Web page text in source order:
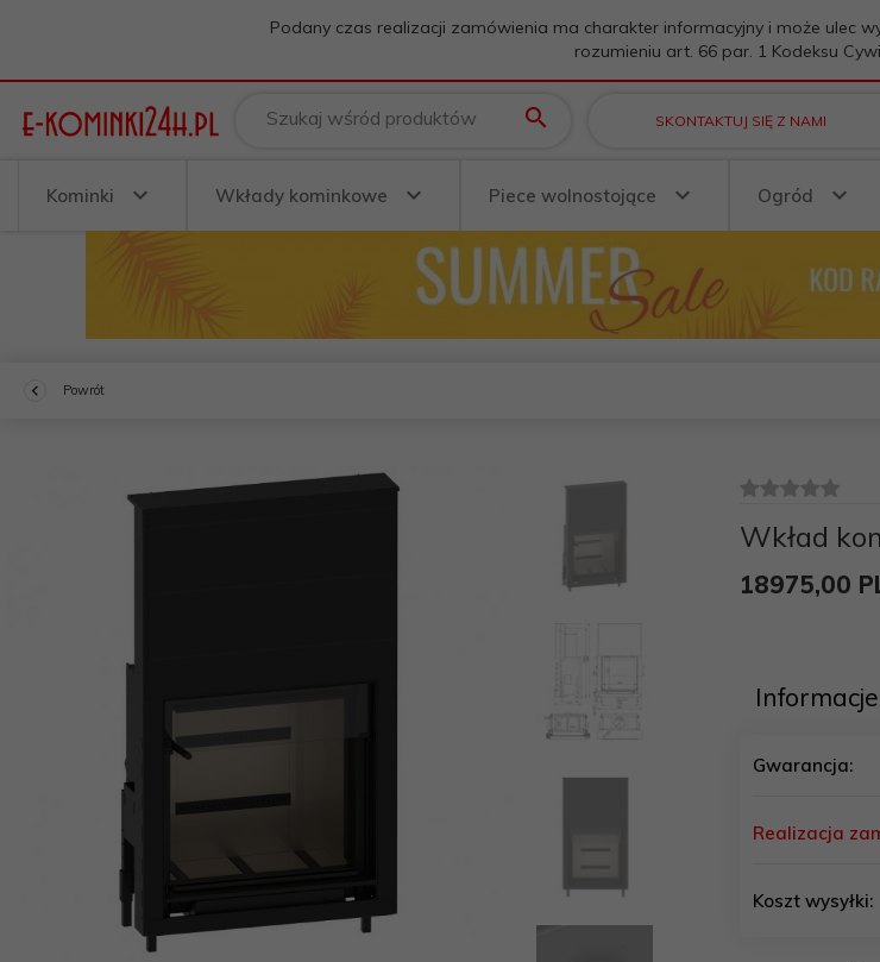
Podany czas realizacji zamówienia ma charakter informacyjny i może ulec
rozumieniu art. 66 par. 1 Kodeksu
Szukaj wśród produktów SKONTAKTUJ SIĘ Z NAMI
Kominki Wkłady kominkowe Piece wolnostojące Ogród
Powrót
Wkład
18975,00
Gwarancja:
Realizacja
Koszt wysyłki: